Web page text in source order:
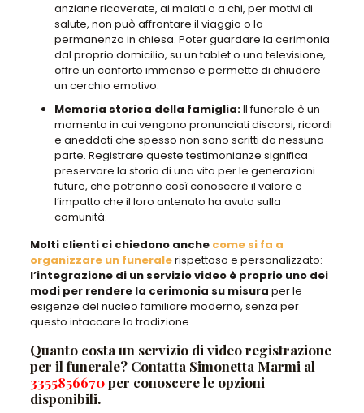
anziane ricoverate, ai malati o a chi, per motivi di
salute, non può affrontare il viaggio o la
permanenza in chiesa. Poter guardare la cerimonia
dal proprio domicilio, su un tablet o una televisione,
offre un conforto immenso e permette di chiudere
un cerchio emotivo.
Memoria storica della famiglia:Il funerale è un
momento in cui vengono pronunciati discorsi, ricordi
e aneddoti che spesso non sono scritti da nessuna
parte. Registrare queste testimonianze significa
preservare la storia di una vita per le generazioni
future, che potranno così conoscere il valore e
l’impatto che il loro antenato ha avuto sulla
comunità.
Molti clienti ci chiedono anche come si fa a
organizzare un funeralerispettoso e personalizzato:
l’integrazione di un servizio video è proprio uno dei
modi per rendere la cerimonia su misura per le
esigenze del nucleo familiare moderno, senza per
questo intaccare la tradizione.
Quanto costa un servizio di video registrazione
per il funerale? Contatta Simonetta Marmi al
3355856670per conoscere le opzioni
disponibili.